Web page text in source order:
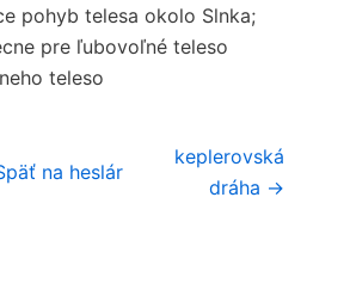
pohyb telesa okolo Slnka;
pre ľubovoľné teleso
teleso
na heslár
keplerovská
dráha →